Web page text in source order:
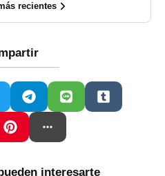
recientes
interesarte